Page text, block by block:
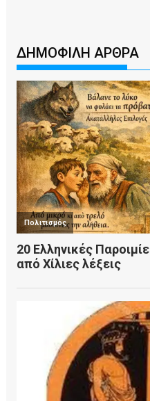
ΔΗΜΟΦΙΛΗ ΑΡΘΡΑ